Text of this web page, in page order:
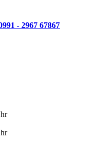
- 2967 67867